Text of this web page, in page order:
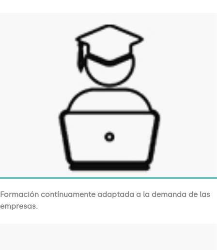
Formación contínuamente adaptada a la demanda de las
empresas.